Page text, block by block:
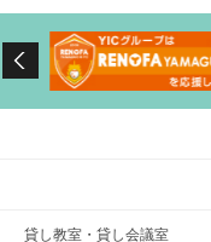
貸し教室・貸し会議室